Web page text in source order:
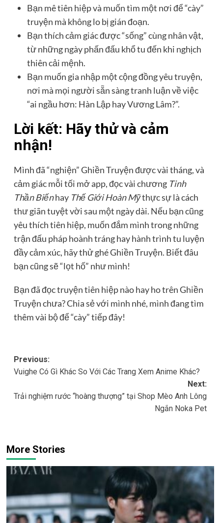
Bạn mê tiên hiệp và muốn tìm một nơi để “cày”
truyện mà không lo bị gián đoạn.
Bạn thích cảm giác được “sống” cùng nhân vật,
từ những ngày phấn đấu khổ tu đến khi nghịch
thiên cải mệnh.
Bạn muốn gia nhập một cộng đồng yêu truyện,
nơi mà mọi người sẵn sàng tranh luận về việc
“ai ngầu hơn: Hàn Lập hay Vương Lâm?”.
Lời kết: Hãy thử và cảm
nhận!
Mình đã “nghiện” Ghiền Truyện được vài tháng, và
cảm giác mỗi tối mở app, đọc vài chương Tinh
Thần Biếnhay Thế Giới Hoàn Mỹthực sự là cách
thư giãn tuyệt vời sau một ngày dài. Nếu bạn cũng
yêu thích tiên hiệp, muốn đắm mình trong những
trận đấu pháp hoành tráng hay hành trình tu luyện
đầy cảm xúc, hãy thử ghé Ghiền Truyện. Biết đâu
bạn cũng sẽ “lọt hố” như mình!
Bạn đã đọc truyện tiên hiệp nào hay ho trên Ghiền
Truyện chưa? Chia sẻ với mình nhé, mình đang tìm
thêm vài bộ để “cày” tiếp đây!
Post
navigation
Previous:
Vuighe Có Gì Khác So Với Các Trang Xem Anime Khác?
Next:
Trải nghiệm rước “hoàng thượng” tại Shop Mèo Anh Lông
Ngắn Noka Pet
More Stories